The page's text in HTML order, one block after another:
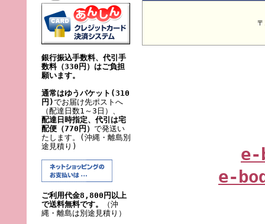
銀行振込手数料、代引手
数料（330円）はご負担
願います。
通常はゆうパケット(310
円)でお届け先ポストへ
（配達日数1～3日）、
配達日時指定、代引は宅
配便（770円） で発送い
たします。(沖縄・離島別
途見積り)
ご利用代金8,800円以上
で送料無料です。
（沖
縄・離島は別途見積り）
e-
e-